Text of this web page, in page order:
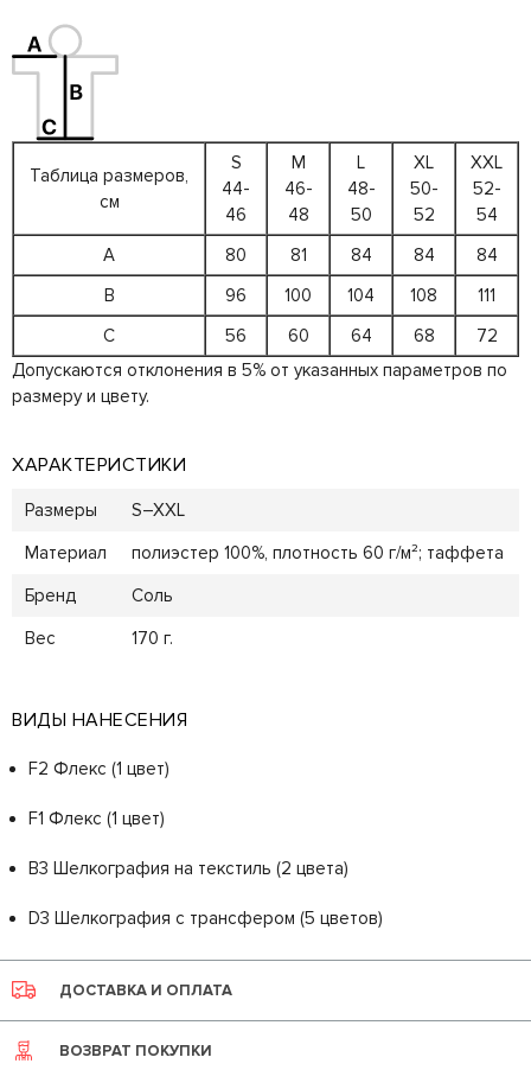
Таблица размеров,
см
S
44-
46
M
46-
48
L
48-
50
XL
50-
52
XXL
52-
54
A
80 81 84 84
84
B
96 100 104 108
111
C
56 60 64 68
72
Допускаются отклонения в 5% от указанных параметров по
размеру и цвету.
ХАРАКТЕРИСТИКИ
Размеры
S–XXL
Материал
полиэстер 100%, плотность 60 г/м²; таффета
Бренд
Соль
Вес
170 г.
ВИДЫ НАНЕСЕНИЯ
F2 Флекс (1 цвет)
F1 Флекс (1 цвет)
B3 Шелкография на текстиль (2 цвета)
D3 Шелкография с трансфером (5 цветов)
ДОСТАВКА И ОПЛАТА
ВОЗВРАТ ПОКУПКИ